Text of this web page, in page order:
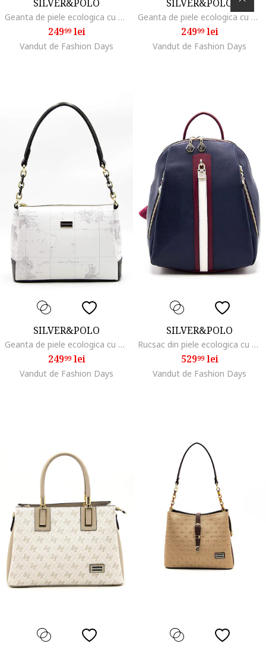
SILVER&POLO
Geanta de piele ecologica cu bareta de umar si model, Negru/Crem
24999lei
Vandut de Fashion Days
SILVER&POLO
Geanta de piele ecologica cu bareta de umar si model, Negru
24999lei
Vandut de Fashion Days
SILVER&POLO
Geanta de piele ecologica cu bareta de umar, Alb/Negru
24999lei
Vandut de Fashion Days
SILVER&POLO
Rucsac din piele ecologica cu buzunare multiple, Rosu inchis/Bleumarin
52999lei
Vandut de Fashion Days